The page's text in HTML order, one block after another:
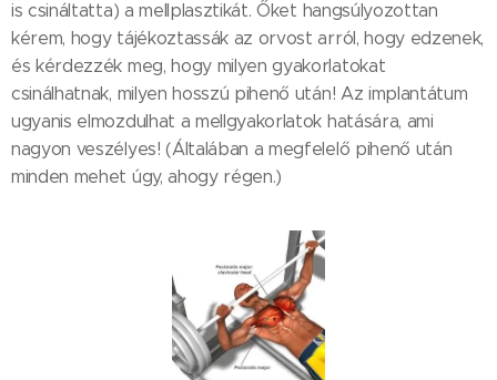
is csináltatta) a mellplasztikát. Őket hangsúlyozottan
kérem, hogy tájékoztassák az orvost arról, hogy edzenek,
és kérdezzék meg, hogy milyen gyakorlatokat
csinálhatnak, milyen hosszú pihenő után! Az implantátum
ugyanis elmozdulhat a mellgyakorlatok hatására, ami
nagyon veszélyes! (Általában a megfelelő pihenő után
minden mehet úgy, ahogy régen.)